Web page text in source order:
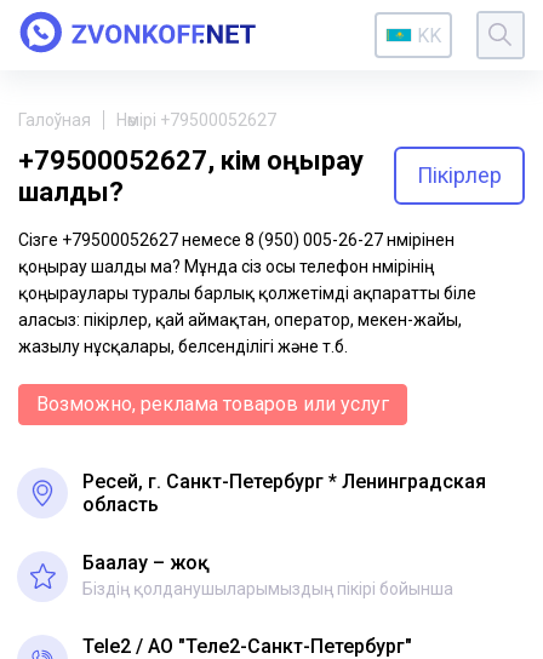
KK
Галоўная Нөмірі +79500052627
+79500052627, кім қоңырау
шалды?
Пікірлер
Сізге +79500052627 немесе 8 (950) 005-26-27 нөмірінен
қоңырау шалды ма? Мұнда сіз осы телефон нөмірінің
қоңыраулары туралы барлық қолжетімді ақпаратты біле
аласыз: пікірлер, қай аймақтан, оператор, мекен-жайы,
жазылу нұсқалары, белсенділігі және т.б.
Возможно, реклама товаров или услуг
Ресей, г. Санкт-Петербург * Ленинградская
область
Бағалау – жоқ
Біздің қолданушыларымыздың пікірі бойынша
Tele2 АО "Теле2-Санкт-Петербург"